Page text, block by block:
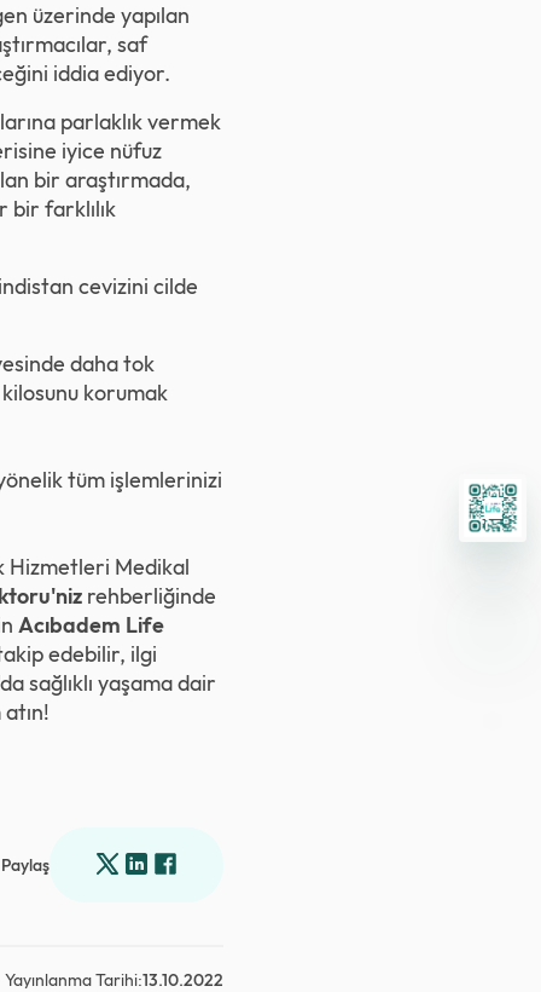
üzerinde yapılan
saf
iddia ediyor.
parlaklık vermek
iyice nüfuz
bir araştırmada,
bir farklılık
cevizini cilde
daha tok
korumak
tüm işlemlerinizi
Hizmetleri Medikal
rehberliğinde
Acıbadem Life
edebilir, ilgi
sağlıklı yaşama dair
Paylaş
Yayınlanma Tarihi:13.10.2022